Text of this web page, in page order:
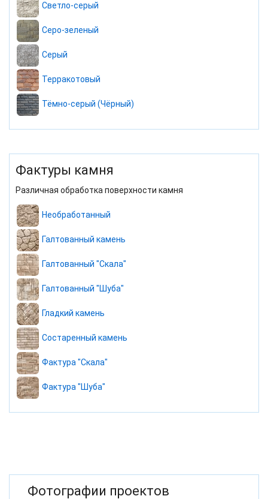
Светло-серый
Серо-зеленый
Серый
Терракотовый
Тёмно-серый (Чёрный)
Фактуры камня
Различная обработка поверхности камня
Необработанный
Галтованный камень
Галтованный "Скала"
Галтованный "Шуба"
Гладкий камень
Состаренный камень
Фактура "Скала"
Фактура "Шуба"
Фотографии проектов